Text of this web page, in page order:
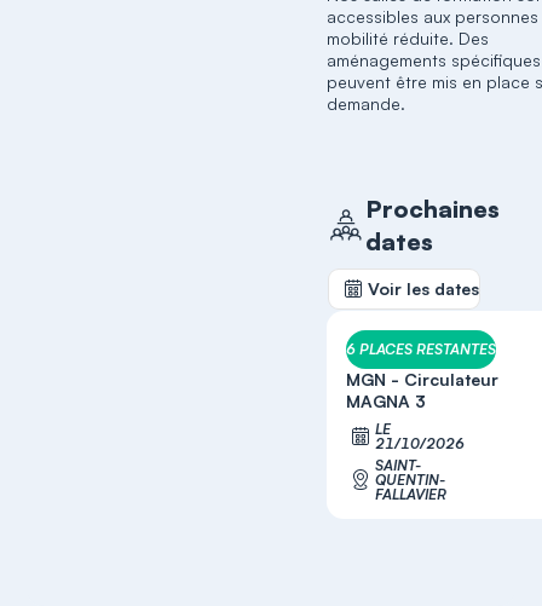
accessibles aux
mobilité réduite. Des
aménagements spécifiques
peuvent être mis en place
demande.
Prochaines
dates
Voir les dates
6 PLACES RESTANTES
MGN - Circulateur
MAGNA 3
LE
21/10/2026
SAINT-
QUENTIN-
FALLAVIER